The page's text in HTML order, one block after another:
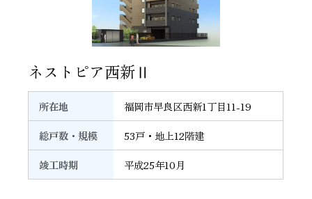
ネストピア西新Ⅱ 14
所在地
福岡市早良区西新1丁目11-19
総戸数・規模
53戸・地上12階建
竣工時期
平成25年10月